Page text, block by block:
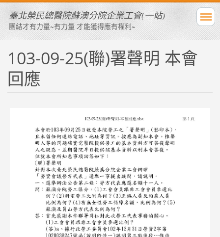
臺北榮民總醫院蘇澳分院企業工會(一站)
團結才有力量~有力量 才能獲得應有權利~
103-09-25(聯)署聲明 本會
回應